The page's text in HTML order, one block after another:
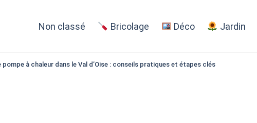
Non classé Bricolage Déco Jardin
à chaleur dans le Val d’Oise : conseils pratiques et étapes clés